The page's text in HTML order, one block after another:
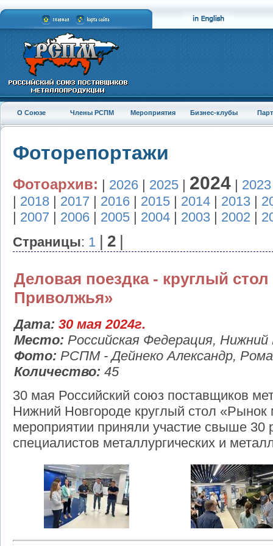
О Союзе Члены РСПМ Мероприятия Бизнес-клубы
Фоторепортажи
Фотоархив: 2026 2025 2024 2023
2018 2017 2016 2015 2014 2013
2007 2006 2005 2004 2003 2002
Страницы: 1 2
Деловая поездка - круглый
Приволжья»
Дата: 30 мая 2024г.
Место: Российская Федерация, Нижний
Фото: РСПМ - Дейнеко Александр,
Количество: 45
30 мая Российский союз поставщиков
Нижний Новгороде круглый стол
мероприятии приняли участие свыше 30
специалистов металлургических и